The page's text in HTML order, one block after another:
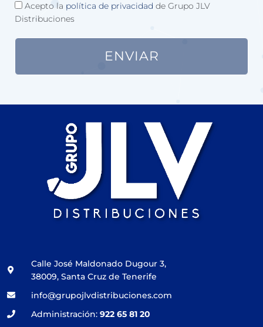
Acepto la política de privacidad de Grupo JLV
Distribuciones
ENVIAR
Calle José Maldonado Dugour 3,
38009, Santa Cruz de Tenerife
info@grupojlvdistribuciones.com
Administración: 922 65 81 20